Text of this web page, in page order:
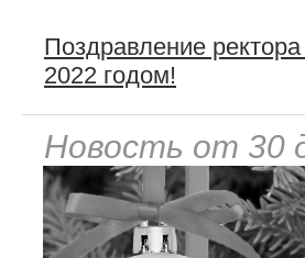
Поздравление
2022 годом!
Новость от 30